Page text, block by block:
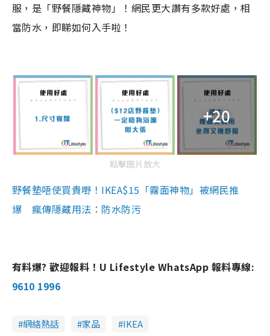
服，是「野餐隱藏神物」！網民更大讚有多款好處，相
當防水，即睇如何入手啦！
+20
點擊圖片放大
野餐墊唔使買貴嘢！IKEA$15「霧面神物」被網民推
爆 瘋傳隱藏用法：防水防污
有料爆? 歡迎報料！U Lifestyle WhatsApp 報料專線:
9610 1996
網絡熱話 家品 IKEA